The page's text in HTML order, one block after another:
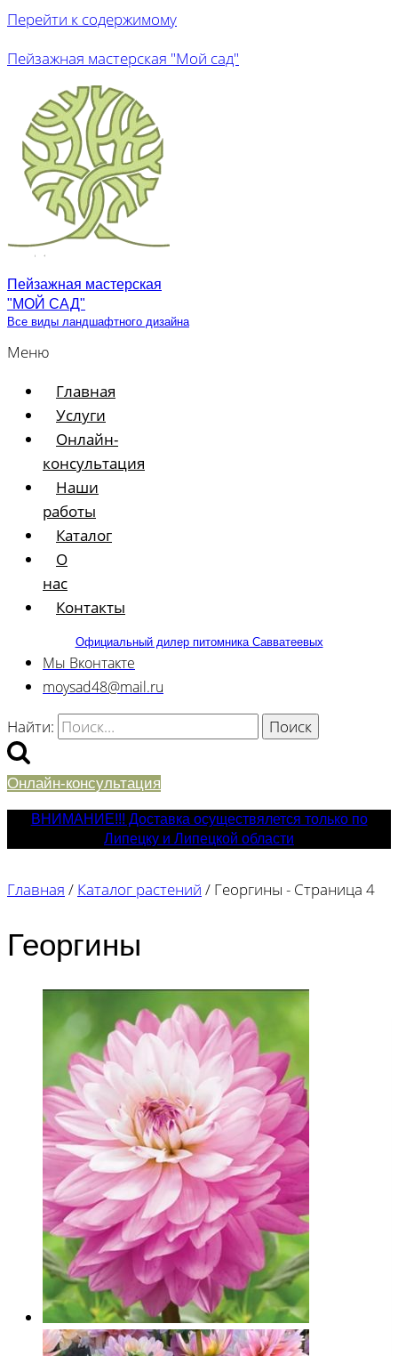
Перейти к содержимому
Пейзажная мастерская "Мой сад"
Пейзажная мастерская
"МОЙ САД"
Все виды ландшафтного дизайна
Меню
Главная
Услуги
Онлайн-
консультация
Наши
работы
Каталог
О
нас
Контакты
Официальный дилер питомника Савватеевых
Мы Вконтакте
moysad48@mail.ru
Найти:
Онлайн-консультация
ВНИМАНИЕ!!! Доставка осуществялется только по
Липецку и Липецкой области
Главная / Каталог растений / Георгины - Страница 4
Георгины